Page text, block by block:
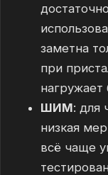
заметна
при
нагружает
ШИМ: для
низкая
всё чаще